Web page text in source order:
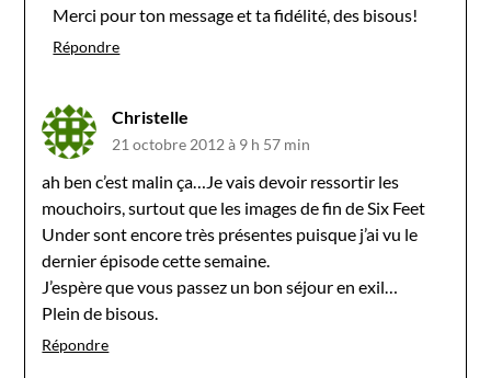
Merci pour ton message et ta fidélité, des bisous!
Répondre
Christelle
21 octobre 2012 à 9 h 57 min
ah ben c’est malin ça…Je vais devoir ressortir les
mouchoirs, surtout que les images de fin de Six Feet
Under sont encore très présentes puisque j’ai vu le
dernier épisode cette semaine.
J’espère que vous passez un bon séjour en exil…
Plein de bisous.
Répondre